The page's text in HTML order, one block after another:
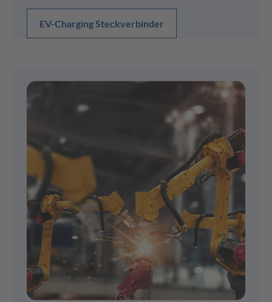
EV-Charging Steckverbinder